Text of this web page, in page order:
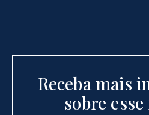
Receba mais
sobre